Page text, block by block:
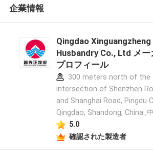
企業情報
Qingdao Xinguangzheng
Husbandry Co., Ltd メーカー
プロフィール
300 meters north of the
intersection of Shenzhen
and Shanghai Road, Pingdu
Qingdao, Shandong, China ,
5.0
確認された製造者